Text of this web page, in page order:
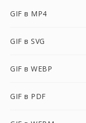
GIF в MP4
GIF в SVG
GIF в WEBP
GIF в PDF